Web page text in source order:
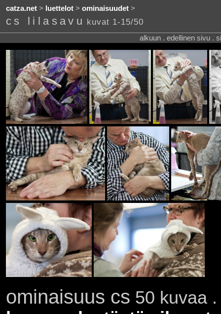
catza.net> luettelot> ominaisuudet>
cs lilasavu kuvat 1-15/50
alkuun . edellinen sivu .
ominaisuus cs 50 kuvaa